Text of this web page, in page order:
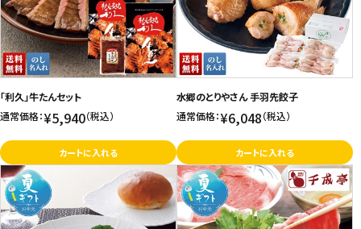
SHOP GUIDE
ご利用ガイド
お問い合わせ
特定商取引法表示について
プライバシーポリシー
利用規約
会社概要
「利久」牛たんセット
通常価格：¥5,940（税込）
カートに入れる
水郷のとりやさん 手羽先餃子
通常価格：¥6,048（税込）
カートに入れる